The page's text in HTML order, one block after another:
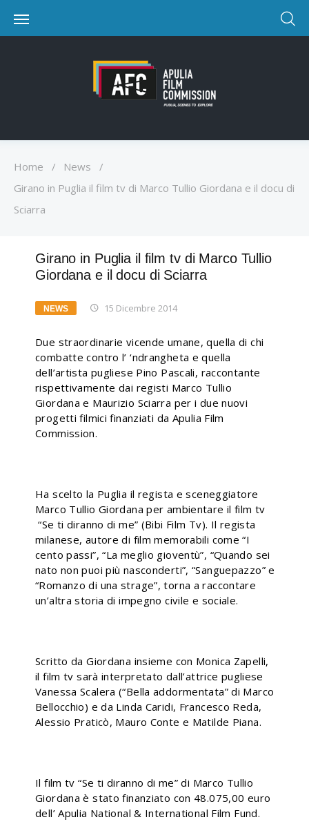
Home / News
/
Girano in Puglia il film tv di Marco Tullio Giordana e il docu di
Sciarra
Girano in Puglia il film tv di Marco Tullio
Giordana e il docu di Sciarra
NEWS 15 Dicembre 2014
Due straordinarie vicende umane, quella di chi
combatte contro l’ ‘ndrangheta e quella
dell’artista pugliese Pino Pascali, raccontante
rispettivamente dai registi Marco Tullio
Giordana e Maurizio Sciarra per i due nuovi
progetti filmici finanziati da Apulia Film
Commission.
Ha scelto la Puglia il regista e sceneggiatore
Marco Tullio Giordana per ambientare il film tv
“Se ti diranno di me” (Bibi Film Tv). Il regista
milanese, autore di film memorabili come “I
cento passi”, “La meglio gioventù”, “Quando sei
nato non puoi più nasconderti”, “Sanguepazzo” e
“Romanzo di una strage”, torna a raccontare
un’altra storia di impegno civile e sociale.
Scritto da Giordana insieme con Monica Zapelli,
il film tv sarà interpretato dall’attrice pugliese
Vanessa Scalera (“Bella addormentata” di Marco
Bellocchio) e da Linda Caridi, Francesco Reda,
Alessio Praticò, Mauro Conte e Matilde Piana.
Il film tv “Se ti diranno di me” di Marco Tullio
Giordana è stato finanziato con 48.075,00 euro
dell’ Apulia National & International Film Fund.